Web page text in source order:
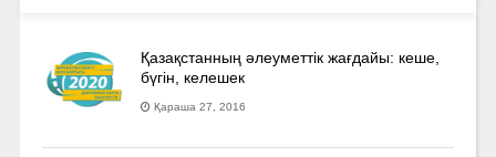
Қазақстанның әлеуметтік жағдайы: кеше,
бүгін, келешек
Қараша 27, 2016